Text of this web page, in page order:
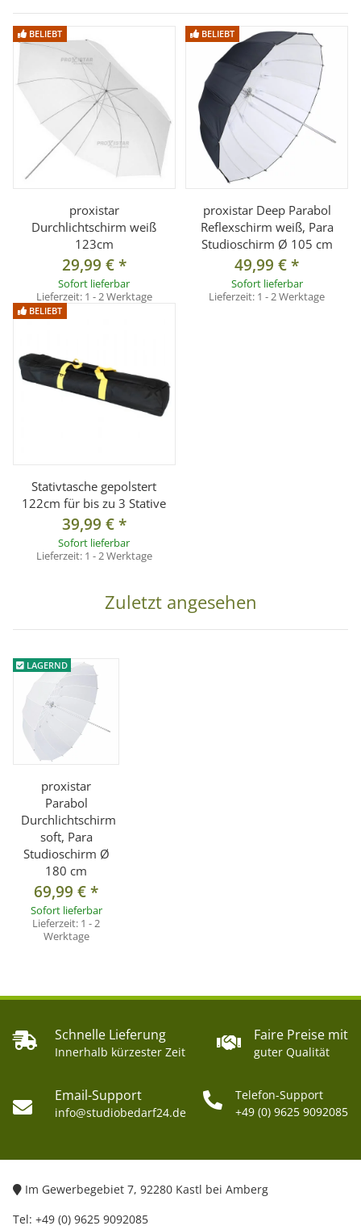
Schirmstange: Ø 8mm
Länge (geschlossen): ca. 110cm
Durchmesser: Ø ca. 180cm
Tiefe: ca. 55cm
Farbe: weiß/transulent
Gewicht: ca. 1150g
1x Maxischirm weiß/transulent Durchmesser 180cm
BELIEBT
proxistar
Durchlichtschirm weiß
123cm
29,99 €*
Sofort lieferbar
Lieferzeit: 1 - 2 Werktage
BELIEBT
proxistar Deep Parabol
Reflexschirm weiß, Para
Studioschirm Ø 105 cm
49,99 €*
Sofort lieferbar
Lieferzeit: 1 - 2 Werktage
BELIEBT
Stativtasche gepolstert
122cm für bis zu 3 Stative
39,99 €*
Sofort lieferbar
Lieferzeit: 1 - 2 Werktage
Zuletzt angesehen
LAGERND
proxistar
Parabol
Durchlichtschirm
soft, Para
Studioschirm Ø
180 cm
69,99 €*
Sofort lieferbar
Lieferzeit: 1 - 2
Werktage
Schnelle Lieferung
Innerhalb kürzester Zeit
Faire Preise mit
guter Qualität
Email-Support
info@studiobedarf24.de
Telefon-Support
+49 (0) 9625 9092085
Im Gewerbegebiet 7, 92280 Kastl bei Amberg
Tel: +49 (0) 9625 9092085